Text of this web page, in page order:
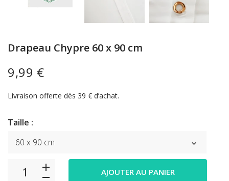
9,99 €
Drapeau Chypre 60 x 90 cm
Livraison offerte dès 39 € d’achat.
Taille :
AJOUTER AU PANIER